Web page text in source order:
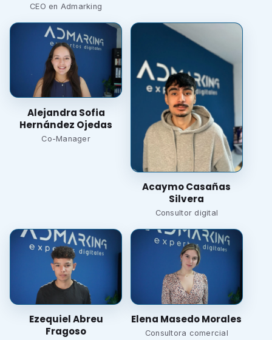
CEO en Admarking
Alejandra Sofia
Hernández Ojedas
Co-Manager
Acaymo Casañas
Silvera
Consultor digital
Ezequiel Abreu
Fragoso
Elena Masedo Morales
Consultora comercial